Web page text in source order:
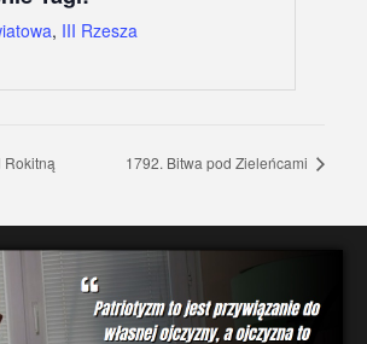
, III Rzesza
Rokitną 1792. Bitwa pod Zieleńcami